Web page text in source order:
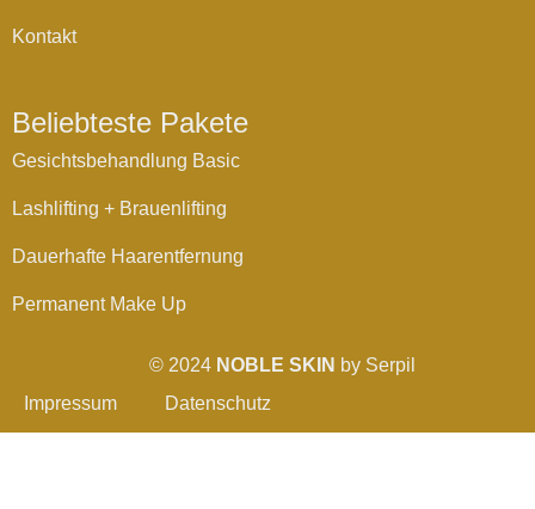
Kontakt
Beliebteste Pakete
Gesichtsbehandlung Basic
Lashlifting + Brauenlifting
Dauerhafte Haarentfernung
Permanent Make Up
Impressum Datenschutz
© 2024 NOBLE SKIN by Serpil